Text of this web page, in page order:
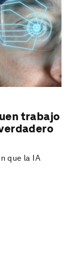
trabajo
que la IA